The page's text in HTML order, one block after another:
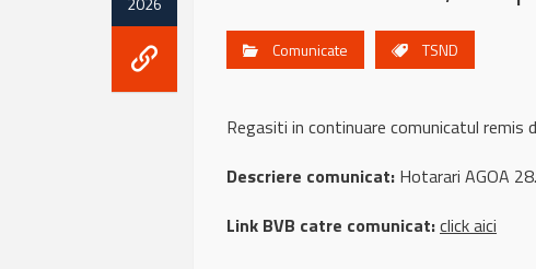
Comunicate TSND
Regasiti in continuare comunicatul remis
Descriere comunicat: Hotarari AGOA
Link BVB catre comunicat:click aici